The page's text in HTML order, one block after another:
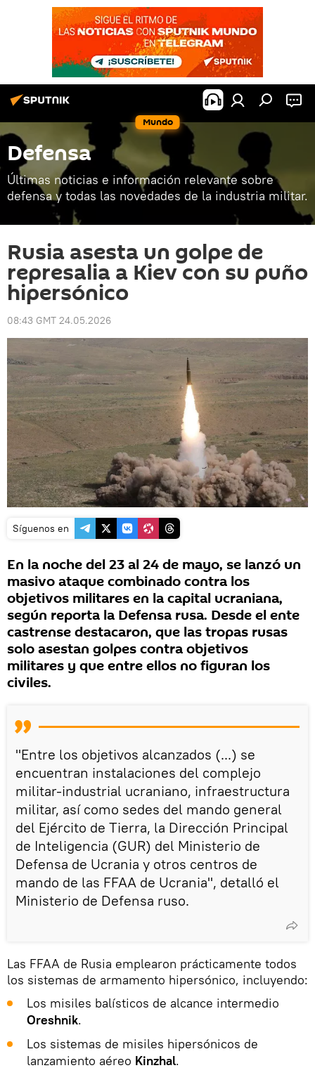
Mundo
Defensa
Últimas noticias e información relevante sobre
defensa y todas las novedades de la industria militar.
Rusia asesta un golpe de
represalia a Kiev con su puño
hipersónico
08:43 GMT 24.05.2026
Síguenos en
En la noche del 23 al 24 de mayo, se lanzó un
masivo ataque combinado contra los
objetivos militares en la capital ucraniana,
según reporta la Defensa rusa. Desde el ente
castrense destacaron, que las tropas rusas
solo asestan golpes contra objetivos
militares y que entre ellos no figuran los
civiles.
"Entre los objetivos alcanzados (...) se
encuentran instalaciones del complejo
militar-industrial ucraniano, infraestructura
militar, así como sedes del mando general
del Ejército de Tierra, la Dirección Principal
de Inteligencia (GUR) del Ministerio de
Defensa de Ucrania y otros centros de
mando de las FFAA de Ucrania", detalló el
Ministerio de Defensa ruso.
Las FFAA de Rusia emplearon prácticamente todos
los sistemas de armamento hipersónico, incluyendo:
Los misiles balísticos de alcance intermedio
Oreshnik.
Los sistemas de misiles hipersónicos de
lanzamiento aéreo Kinzhal.